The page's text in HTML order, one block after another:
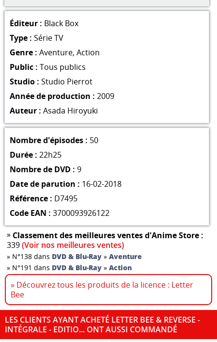
Éditeur : Black Box
Type : Série TV
Genre : Aventure, Action
Public : Tous publics
Studio : Studio Pierrot
Année de production : 2009
Auteur : Asada Hiroyuki
Nombre d'épisodes : 50
Durée : 22h25
Nombre de DVD : 9
Date de parution : 16-02-2018
Référence : D7495
Code EAN : 3700093926122
» Classement des meilleures ventes d'Anime Store :
339(Voir nos meilleures ventes)
» N°138 dans DVD & Blu-Ray »Aventure
» N°191 dans DVD & Blu-Ray »Action
» Découvrez tous les produits de la licence : Letter
Bee
LES CLIENTS AYANT ACHETÉ LETTER BEE & REVERSE -
INTÉGRALE - EDITIO... ONT AUSSI COMMANDÉ